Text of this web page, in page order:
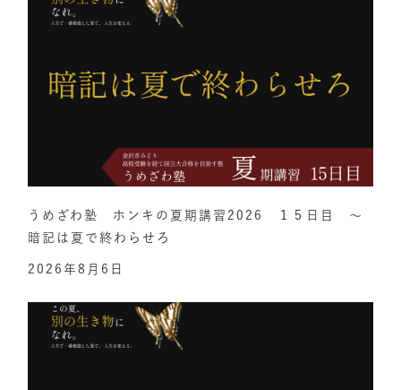
うめざわ塾 ホンキの夏期講習2026 １５日目 ～
暗記は夏で終わらせろ
2026年8月6日